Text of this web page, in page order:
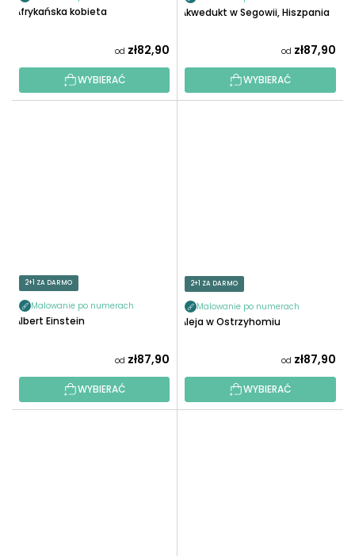
Afrykańska kobieta
od zł82,90
WYBIERAĆ
Akwedukt w Segowii, Hiszpania
od zł87,90
WYBIERAĆ
2+1 ZA DARMO
Malowanie po numerach
Albert Einstein
od zł87,90
WYBIERAĆ
2+1 ZA DARMO
Malowanie po numerach
Aleja w Ostrzyhomiu
od zł87,90
WYBIERAĆ